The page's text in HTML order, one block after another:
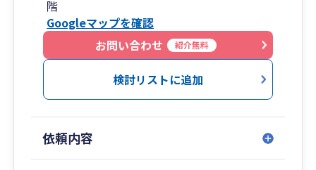
けられます。お客様のニーズを踏まえ、中長期的
な観点から、お客様お一人お一人にとっての最適
解をオーダメイドで提案しています。
階
Googleマップを確認
お問い合わせ
紹介無料
検討リストに追加
依頼内容